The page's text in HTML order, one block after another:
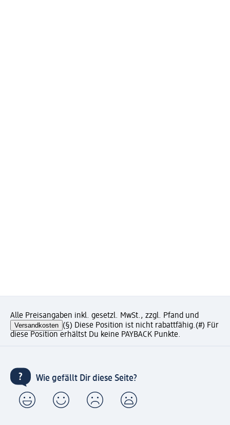
Alle Preisangaben inkl. gesetzl. MwSt., zzgl. Pfand und
Versandkosten (§) Diese Position ist nicht rabattfähig.(#) Für
diese Position erhältst Du keine PAYBACK Punkte.
Wie gefällt Dir diese Seite?